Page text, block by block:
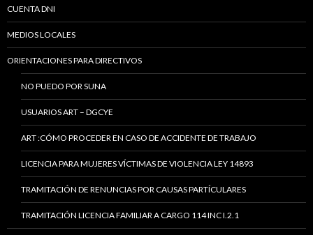
CUENTA DNI
MEDIOS LOCALES
ORIENTACIONES PARA DIRECTIVOS
NO PUEDO POR SUNA
USUARIOS ART – DGCYE
ART :CÓMO PROCEDER EN CASO DE ACCIDENTE DE TRABAJO
LICENCIA PARA MUJERES VÍCTIMAS DE VIOLENCIA LEY 14893
TRAMITACIÓN DE RENUNCIAS POR CAUSAS PARTÍCULARES
TRAMITACIÓN LICENCIA FAMILIAR A CARGO 114 INC I.2.1